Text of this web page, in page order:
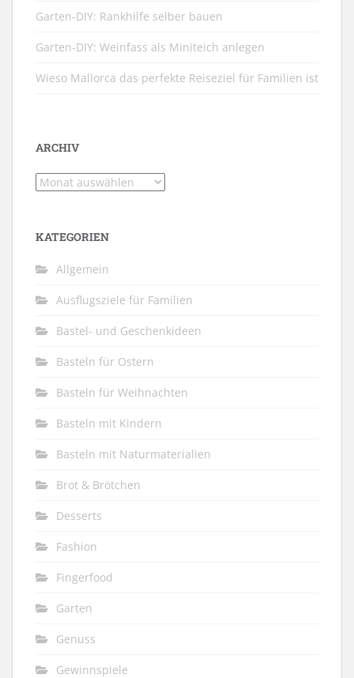
Garten-DIY: Rankhilfe selber bauen
Garten-DIY: Weinfass als Miniteich anlegen
Wieso Mallorca das perfekte Reiseziel für Familien ist
ARCHIV
Archiv
KATEGORIEN
Allgemein
Ausflugsziele für Familien
Bastel- und Geschenkideen
Basteln für Ostern
Basteln für Weihnachten
Basteln mit Kindern
Basteln mit Naturmaterialien
Brot & Brötchen
Desserts
Fashion
Fingerfood
Garten
Genuss
Gewinnspiele